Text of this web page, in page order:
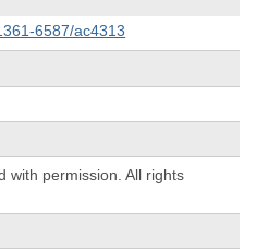
6587/ac4313
with permission. All rights